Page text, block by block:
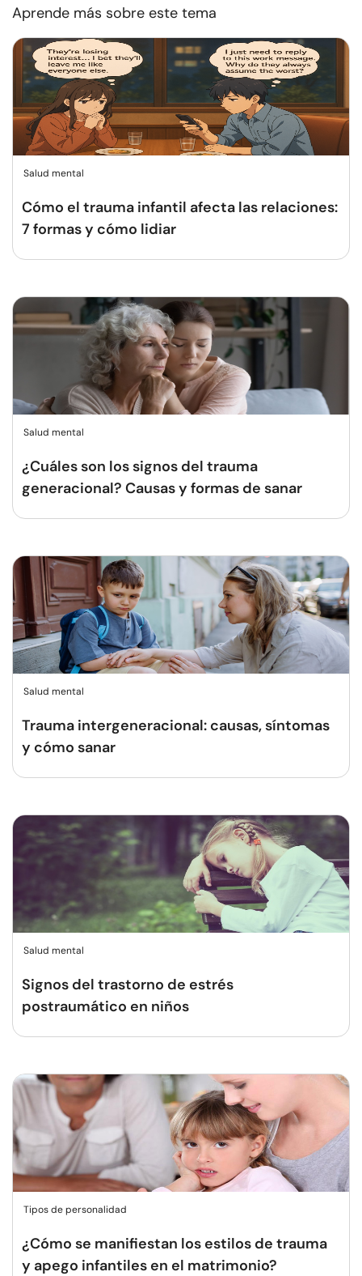
Aprende más sobre este tema
Salud mental
Cómo el trauma infantil afecta las relaciones:
7 formas y cómo lidiar
Salud mental
¿Cuáles son los signos del trauma
generacional? Causas y formas de sanar
Salud mental
Trauma intergeneracional: causas, síntomas
y cómo sanar
Salud mental
Signos del trastorno de estrés
postraumático en niños
Tipos de personalidad
¿Cómo se manifiestan los estilos de trauma
y apego infantiles en el matrimonio?